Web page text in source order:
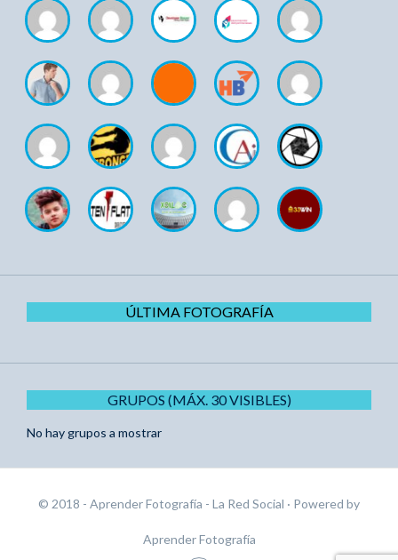
ÚLTIMA FOTOGRAFÍA
GRUPOS (MÁX. 30 VISIBLES)
No hay grupos a mostrar
© 2018 - Aprender Fotografía - La Red Social · Powered by
Aprender Fotografía